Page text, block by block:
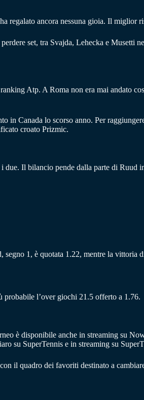
regalato ancora nessuna gioia. Il
set, tra Svajda, Lehecka e
Atp. A Roma non era mai andato
Canada lo scorso anno. Per
croato Prizmic.
Il bilancio pende dalla parte di
1, è quotata 1.22, mentre la vittoria
probabile l’over giochi 21.5 offerto a 1.76.
è disponibile anche in streaming su
su SuperTennis e in streaming su
il quadro dei favoriti destinato a